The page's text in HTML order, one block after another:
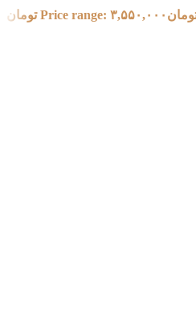
Price range: ۳,۵۵۰,۰۰۰ تومان